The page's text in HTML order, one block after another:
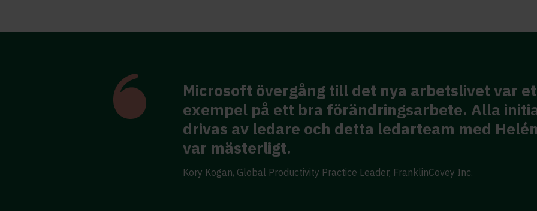
en erfaren person
Microsoft övergång till det nya arbetslivet var
exempel på ett bra förändringsarbete. Alla
drivas av ledare och detta ledarteam med
var mästerligt.
Kory Kogan, Global Productivity Practice Leader, FranklinCovey Inc.